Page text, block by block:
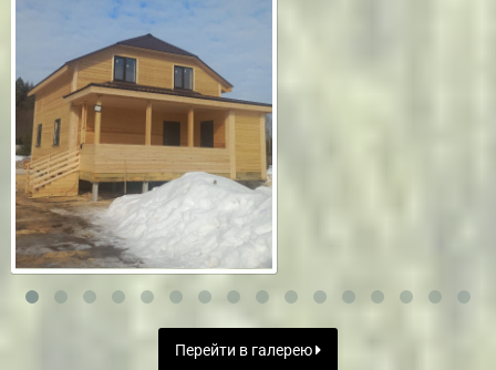
Перейти в галерею